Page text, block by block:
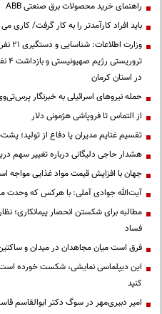
راهنمای خرید محصولات برق صنعتی ABB
باید افراد کارآمدتر را به کار گرفت/
در استان کرمان
حمله نیروهای اسرائیلی به خبرنگار
از التماس تا فروپاشی هژمونی دلار
تقسیم غنایم مدیران یا دفاع از تولید؛
هشدار حاجی دلیگانی درباره تغییر سهم
جهان با افزایش قیمت مواد غذایی مواجه
آیت‌الله جوادی آملی: با هرکس که وحدت
مطالبه برای شکستن انحصار پیمانکاری؛
فساد
فرق است میان مجاهدان در میدان و
این دیپلماسی نمایشی، شکست خورده
کنید
امیر دبیری‌مهر در سوگ دکتر ابوالقاسم